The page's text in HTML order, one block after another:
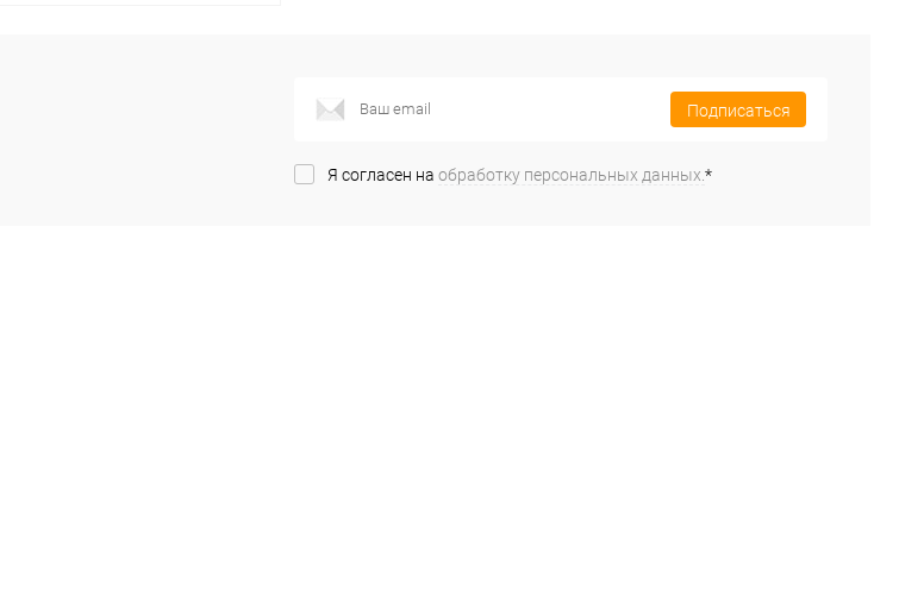
Подписаться
Я согласен на обработку персональных данных. *